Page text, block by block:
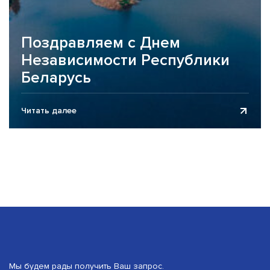
Поздравляем с Днем
Независимости Республики
Беларусь
Assurance поздравляет клиентов, партнеров и коллег с
Читать далее
Мы будем рады получить Ваш запрос.